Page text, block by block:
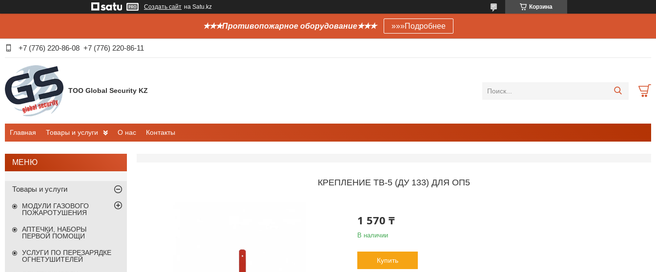
Создать сайт на Satu.kz Корзина
✭✭✭Противопожарное оборудование✭✭✭ »»»Подробнее
+7 (776) 220-86-08 +7 (776) 220-86-11
ТОО Global Security KZ
Главная Товары и услуги О нас Контакты
КРЕПЛЕНИЕ ТВ-5 (ДУ 133) ДЛЯ ОП5
1 570 ₸
В наличии
Купить
Товары и услуги
МОДУЛИ ГАЗОВОГО
ПОЖАРОТУШЕНИЯ
АПТЕЧКИ, НАБОРЫ
ПЕРВОЙ ПОМОЩИ
УСЛУГИ ПО ПЕРЕЗАРЯДКЕ
ОГНЕТУШИТЕЛЕЙ